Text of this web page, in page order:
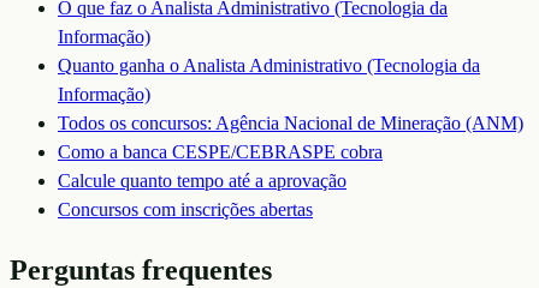
O que faz oAnalista Administrativo (Tecnologia da
Informação)
Quanto ganha oAnalista Administrativo (Tecnologia da
Informação)
Todos os concursos: Agência Nacional de Mineração (ANM)
Como a banca CESPE/CEBRASPE cobra
Calcule quanto tempo até a aprovação
Concursos com inscrições abertas
Perguntas frequentes